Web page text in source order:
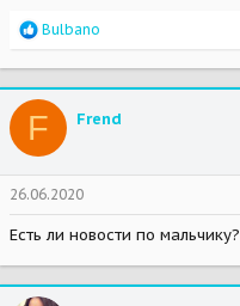
R
a
c
t
i
n
s
:
Bulbano
F Frend
26.06.2020
Есть ли новости по мальчику?